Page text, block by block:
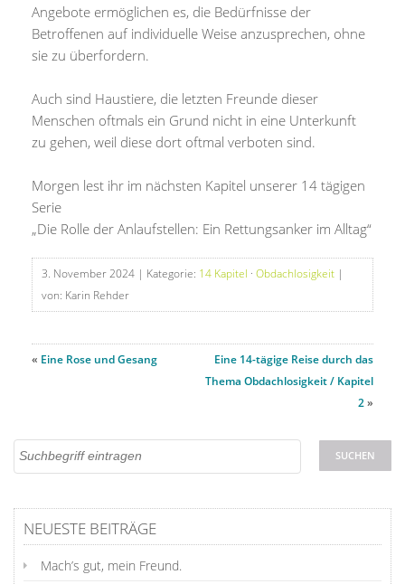
Angebote ermöglichen es, die Bedürfnisse der
Betroffenen auf individuelle Weise anzusprechen, ohne
sie zu überfordern.
Auch sind Haustiere, die letzten Freunde dieser
Menschen oftmals ein Grund nicht in eine Unterkunft
zu gehen, weil diese dort oftmal verboten sind.
Morgen lest ihr im nächsten Kapitel unserer 14 tägigen
Serie
„Die Rolle der Anlaufstellen: Ein Rettungsanker im Alltag“
3. November 2024 | Kategorie: 14 Kapitel · Obdachlosigkeit |
von: Karin Rehder
« Eine Rose und Gesang
Eine 14-tägige Reise durch das
Thema Obdachlosigkeit / Kapitel
2»
NEUESTE BEITRÄGE
Mach’s gut, mein Freund.